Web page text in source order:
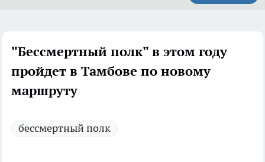
"Бессмертный полк" в этом году
пройдет в Тамбове по новому
маршруту
бессмертный полк